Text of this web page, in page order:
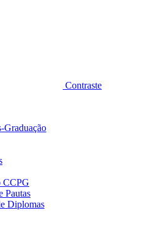
Contraste
Graduação
CCPG
Pautas
Diplomas